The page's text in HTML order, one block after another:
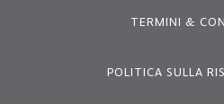
TERMINI &
POLITICA SULLA